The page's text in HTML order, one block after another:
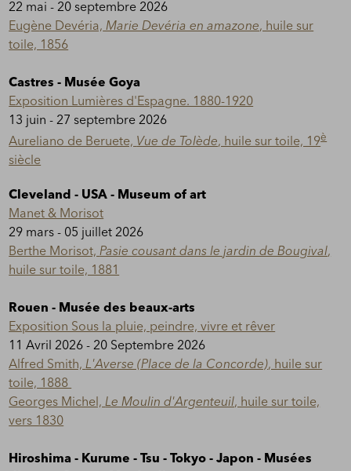
22 mai - 20 septembre 2026
Eugène Devéria, Marie Devéria en amazone, huile sur
toile, 1856
Castres - Musée Goya
Exposition Lumières d'Espagne. 1880-1920
13 juin - 27 septembre 2026
Aureliano de Beruete, Vue de Tolède, huile sur toile, 19è
siècle
Cleveland - USA - Museum of art
Manet & Morisot
29 mars - 05 juillet 2026
Berthe Morisot,Pasie cousant dans le jardin de Bougival,
huile sur toile, 1881
Rouen - Musée des beaux-arts
Exposition Sous la pluie, peindre, vivre et rêver
11 Avril 2026 - 20 Septembre 2026
Alfred Smith,L'Averse (Place de la Concorde), huile sur
toile, 1888
Georges Michel,Le Moulin d'Argenteuil, huile sur toile,
vers 1830
Hiroshima - Kurume - Tsu - Tokyo - Japon - Musées